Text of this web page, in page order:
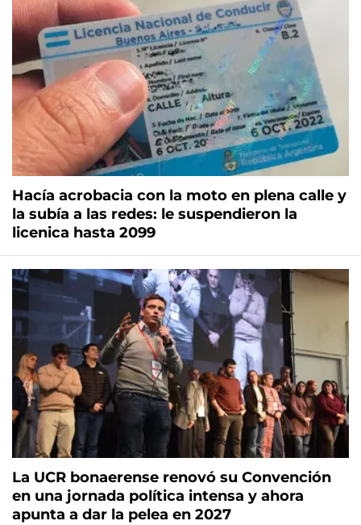
Hacía acrobacia con la moto en plena calle y
la subía a las redes: le suspendieron la
licenica hasta 2099
La UCR bonaerense renovó su Convención
en una jornada política intensa y ahora
apunta a dar la pelea en 2027